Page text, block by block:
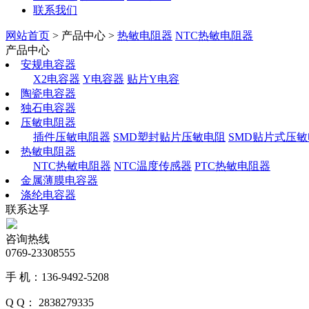
联系我们
网站首页 > 产品中心 > 热敏电阻器 NTC热敏电阻器
产品中心
安规电容器
X2电容器 Y电容器 贴片Y电容
陶瓷电容器
独石电容器
压敏电阻器
插件压敏电阻器 SMD塑封贴片压敏电阻 SMD贴片式压
热敏电阻器
NTC热敏电阻器 NTC温度传感器 PTC热敏电阻器
金属薄膜电容器
涤纶电容器
联系达孚
咨询热线
0769-23308555
手 机：136-9492-5208
Q Q： 2838279335